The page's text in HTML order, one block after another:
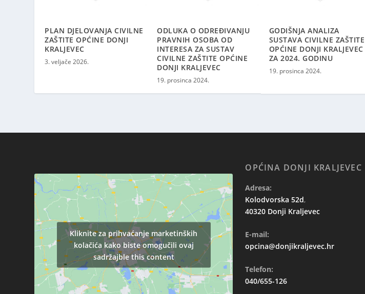
PLAN DJELOVANJA CIVILNE
ZAŠTITE OPĆINE DONJI
KRALJEVEC
3. veljače 2026.
ODLUKA O ODREĐIVANJU
PRAVNIH OSOBA OD
INTERESA ZA SUSTAV
CIVILNE ZAŠTITE OPĆINE
DONJI KRALJEVEC
19. prosinca 2024.
GODIŠNJA ANALIZA
SUSTAVA CIVILNE ZAŠTITE
OPĆINE DONJI KRALJEVEC
ZA 2024. GODINU
19. prosinca 2024.
Kliknite za prihvaćanje marketinških
kolačića kako biste omogučili ovaj
sadržajble this content
OPĆINA DONJI KRALJEVEC
Adresa:
Kolodvorska 52d,
40320 Donji Kraljevec
E-mail:
opcina@donjikraljevec.hr
Telefon:
040/655-126